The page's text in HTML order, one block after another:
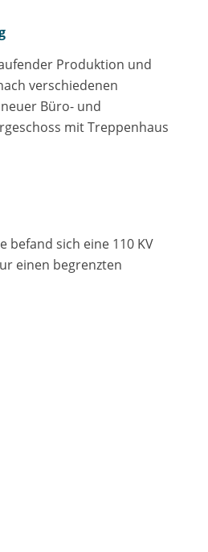
Produktion und
verschiedenen
Büro- und
mit Treppenhaus
befand sich eine 110 KV
einen begrenzten